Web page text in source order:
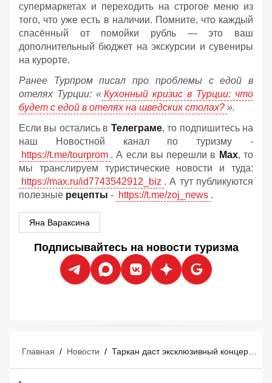
супермаркетах и переходить на строгое меню из
того, что уже есть в наличии. Помните, что каждый
спасённый от помойки рубль — это ваш
дополнительный бюджет на экскурсии и сувениры
на курорте.
Ранее Турпром писал про проблемы с едой в
отелях Турции: « Кухонный кризис в Турции: что
будет с едой в отелях на шведских столах? ».
Если вы остались в Телеграме, то подпишитесь на
наш Новостной канал по туризму -
https://t.me/tourprom . А если вы перешли в Мах, то
мы транслируем туристические новости и туда:
https://max.ru/id7743542912_biz . А тут публикуются
полезные рецепты - https://t.me/zoj_news .
Яна Вараксина
Подписывайтесь на новости туризма
Главная / Новости /